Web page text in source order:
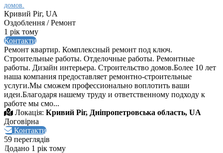
домов.
Кривий Ріг, UA
Оздоблення / Ремонт
1 рік тому
Контакти
Ремонт квартир. Комплексный ремонт под ключ.
Строительные работы. Отделочные работы. Ремонтные
работы. Дизайн интерьера. Строительство домов.Более 10 лет
наша компания предоставляет ремонтно-строительные
услуги.Мы сможем профессионально воплотить ваши
идеи.Благодаря нашему труду и ответственному подходу к
работе мы смо...
Локація: Кривий Ріг, Дніпропетровська область, UA
Договірна
Контакти
59 переглядів
Додано 1 рік тому